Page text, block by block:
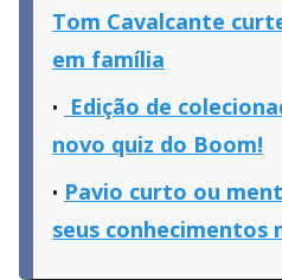
Tom Cavalcante
em família
Edição de
novo quiz do Boom!
Pavio curto ou
seus conhecimentos